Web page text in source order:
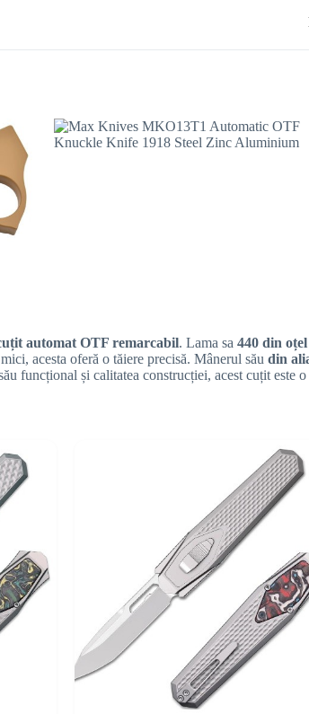
automat OTF remarcabil. Lama sa 440 din
acesta oferă o tăiere precisă. Mânerul său din
funcțional și calitatea construcției, acest cuțit este